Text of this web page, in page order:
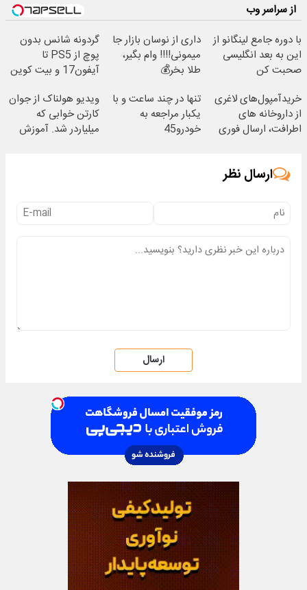
از سراسر وب
با دوره جامع لینگانو از
این به بعد انگلیسی
صحبت کن
داری از نوسان بازار جا
میمونی!!!! وام بگیر،
طلا بخر💰
گردونه شانس بدون
پوچ از PS5 تا
آیفون17 و بیت کوین
خریدآمپول‌های لاغری
از داروخانه های
اطرافت، ارسال فوری
تنها در چند ساعت و با
یکبار مراجعه به
خودرو45
ویدیو هولناک از جوان
کارتن خوابی که
میلیاردر شد. آموزش
ارسال نظر
ارسال